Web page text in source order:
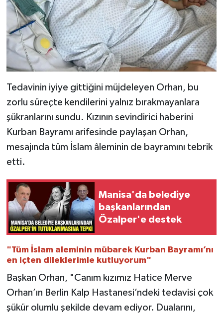
Tedavinin iyiye gittiğini müjdeleyen Orhan, bu
zorlu süreçte kendilerini yalnız bırakmayanlara
şükranlarını sundu. Kızının sevindirici haberini
Kurban Bayramı arifesinde paylaşan Orhan,
mesajında tüm İslam âleminin de bayramını tebrik
etti.
Manisa'da belediye
başkanlarından
Özalper'e destek
"Tüm İslam aleminin mübarek Kurban Bayramı’nı
en içten dileklerimle kutluyorum"
Başkan Orhan, "Canım kızımız Hatice Merve
Orhan’ın Berlin Kalp Hastanesi’ndeki tedavisi çok
şükür olumlu şekilde devam ediyor. Dualarını,